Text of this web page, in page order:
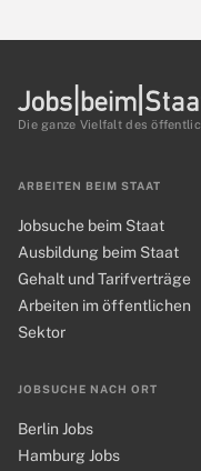
Die ganze Vielfalt des
ARBEITEN BEIM STAAT
Jobsuche beim Staat
Ausbildung beim Staat
Gehalt und Tarifverträge
Arbeiten im öffentlichen
Sektor
JOBSUCHE NACH ORT
Berlin Jobs
Hamburg Jobs